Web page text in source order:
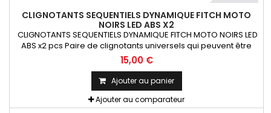
CLIGNOTANTS SEQUENTIELS DYNAMIQUE FITCH MOTO
NOIRS LED ABS X2
CLIGNOTANTS SEQUENTIELS DYNAMIQUE FITCH MOTO NOIRS LED
ABS x2 pcs Paire de clignotants universels qui peuvent être
adaptables sur toutes motos ou scooters
15,00 €
Ajouter au panier
Ajouter au comparateur